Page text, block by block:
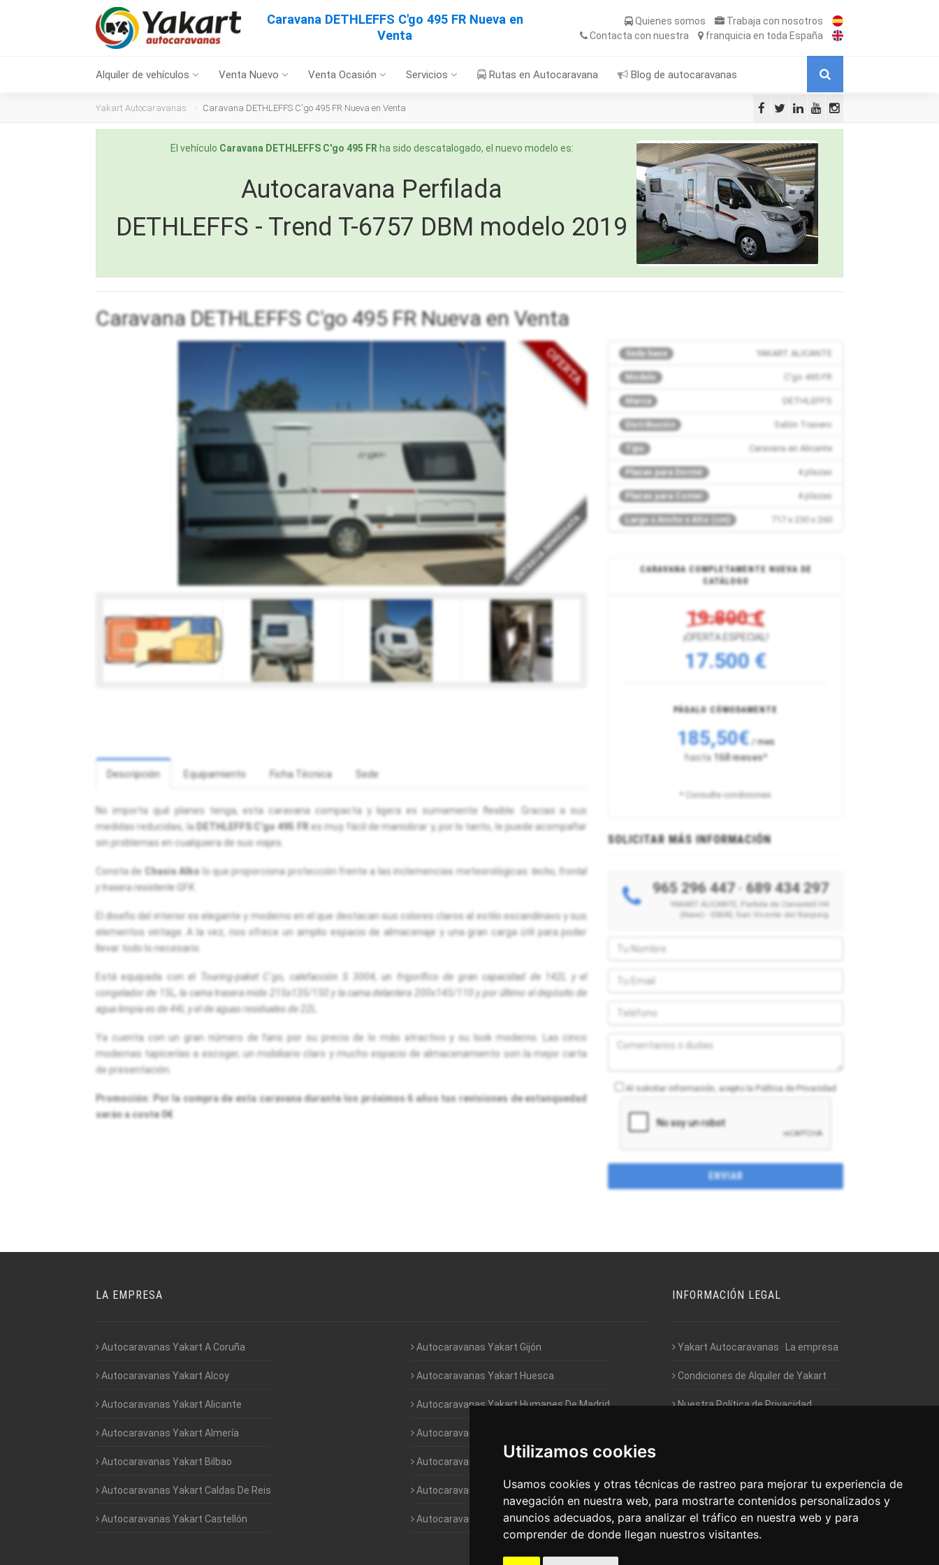
Utilizamos cookies
Usamos cookies y otras técnicas de rastreo para mejorar tu experiencia de
navegación en nuestra web, para mostrarte contenidos personalizados y
anuncios adecuados, para analizar el tráfico en nuestra web y para
comprender de donde llegan nuestros visitantes.
Caravana DETHLEFFS C'go 495 FR Nueva en
Venta
Quienes somos Trabaja con nosotros
Contacta con nuestra franquicia en toda España
Alquiler de vehículos Venta Nuevo Venta Ocasión Servicios Rutas en Autocaravana Blog de autocaravanas
Yakart Autocaravanas Caravana DETHLEFFS C'go 495 FR Nueva en Venta
El vehículo Caravana DETHLEFFS C'go 495 FR ha sido descatalogado, el nuevo modelo es:
Autocaravana Perfilada
DETHLEFFS - Trend T-6757 DBM modelo 2019
Caravana DETHLEFFS C'go 495 FR Nueva en Venta
Descripción Equipamiento Ficha Técnica Sede
No importa qué planes tenga, esta caravana compacta y ligera es sumamente flexible. Gracias a sus
medidas reducidas, la
DETHLEFFS C’go 495 FR es muy fácil de maniobrar y, por lo tanto, le puede acompañar
sin problemas en cualquiera de sus viajes.
Consta de Chasis Alko lo que proporciona protección frente a las inclemencias meteorológicas: techo, frontal
y trasera resistente GFK.
El diseño del interior es elegante y moderno en el que destacan sus colores claros al estilo escandinavo y sus
elementos vintage. A la vez, nos ofrece un amplio espacio de almacenaje y una gran carga útil para poder
llevar todo lo necesario.
Está equipada con el
Touring-paket C´go, calefacción S 3004, un frigorífico de gran capacidad de 142L y el
congelador de 15L, la cama trasera mide 215x135/150 y la cama delantera 200x145/110 y por último el depósito de
agua limpia es de 44L y el de aguas residuales de 22L.
Ya cuenta con un gran número de fans por su precio de lo más atractivo y su look moderno. Las cinco
modernas tapicerías a escoger, un mobiliario claro y mucho espacio de almacenamiento son la mejor carta
de presentación.
Promoción: Por la compra de esta caravana durante los próximos 6 años tus revisiones de estanquedad
serán a coste 0€
Sede base YAKART ALICANTE
Modelo C'go 495 FR
Marca DETHLEFFS
Distribución Salón Trasero
Tipo Caravana en Alicante
Plazas para Dormir 4 plazas
Plazas para Comer 4 plazas
Largo x Ancho x Alto (cm) 717 x 230 x 260
CARAVANA COMPLETAMENTE NUEVA DE
CATÁLOGO
19.800 €
¡OFERTA ESPECIAL!
17.500 €
PÁGALO CÓMODAMENTE
185,50€/ mes
hasta 168 meses*
* Consulte condiciones
SOLICITAR MÁS INFORMACIÓN
965 296 447·689 434 297
YAKART ALICANTE, Partida de Canastell H4
(Nave) - 03690, San Vicente del Raspeig
Al solicitar información, acepto la Política de Privacidad
LA EMPRESA
Autocaravanas Yakart A Coruña
Autocaravanas Yakart Alcoy
Autocaravanas Yakart Alicante
Autocaravanas Yakart Almería
Autocaravanas Yakart Bilbao
Autocaravanas Yakart Caldas De Reis
Autocaravanas Yakart Castellón
Autocaravanas Yakart Gijón
Autocaravanas Yakart Huesca
Autocaravanas Yakart Humanes De Madrid
Autocaravanas Yakart Jaén
Autocaravanas Yakart Lugo
Autocaravanas Yakart Valencia
Autocaravanas Yakart Vitoria
INFORMACIÓN LEGAL
Yakart Autocaravanas · La empresa
Condiciones de Alquiler de Yakart
Nuestra Política de Privacidad